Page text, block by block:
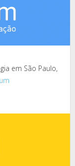
em São Paulo,